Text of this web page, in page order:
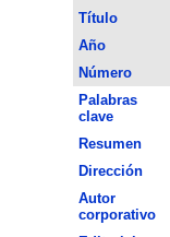
Título
Año
Número
Palabras
clave
Resumen
Dirección
Autor
corporativo